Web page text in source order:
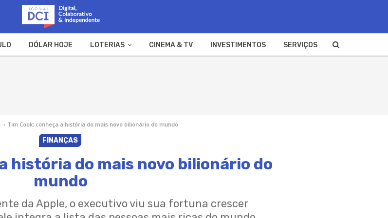
DÓLAR HOJE LOTERIAS CINEMA & TV INVESTIMENTOS SERVIÇOS
› Tim Cook: conheça a história do mais novo bilionário do mundo
FINANÇAS
história do mais novo bilionário do
mundo
da Apple, o executivo viu sua fortuna crescer